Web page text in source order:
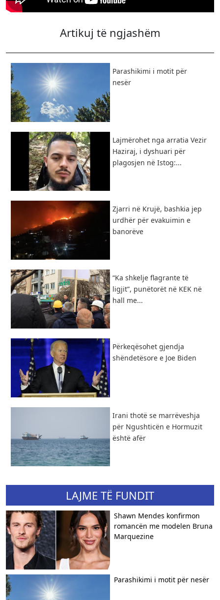
Artikuj të ngjashëm
Parashikimi i motit për
nesër
Lajmërohet nga arratia Vezir
Haziraj, i dyshuari për
plagosjen në Istog:...
Zjarri në Krujë, bashkia jep
urdhër për evakuimin e
banorëve
“Ka shkelje flagrante të
ligjit”, punëtorët në KEK në
hall me...
Përkeqësohet gjendja
shëndetësore e Joe Biden
Irani thotë se marrëveshja
për Ngushticën e Hormuzit
është afër
LAJME TË FUNDIT
Shawn Mendes konfirmon
romancën me modelen Bruna
Marquezine
Parashikimi i motit për nesër